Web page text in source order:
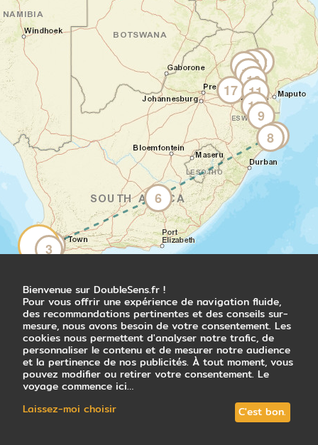
17
16
15
141312
11
10
9
87
6
5
4
3
2
1
Le V&A Waterfront, voyage dans
l'histoire du pays
Cape Town - Victoria & Alfred
Waterfront - Cape Town
Ce matin, vous vous dirigez vers le célèbre
Victoria & Alfred Waterfront. Première
escale : le Nelson Mandela Gateway, où un
ferry vous emmène vers Robben Island.
L'émotion est palpable alors que vous foulez
le sol de cette île-prison où Mandela a
passé 18 ans de sa vie. Les récits des
anciens détenus résonnent en vous et vous
rappellent le long chemin parcouru par
le continent, vous vous délectez de l'art
contemporain africain au Zeitz MOCAA.
L'architecture audacieuse du bâtiment - un
ancien silo à grains - vous fascine autant
que les œuvres exposées. La journée
s'achève en beauté au Time Out Market, où
vous goûtez aux spécialités locales.
Nuit en maison d'hôtes
Bienvenue sur DoubleSens.fr !
Pour vous offrir une expérience de navigation fluide,
des recommandations pertinentes et des conseils sur-
mesure, nous avons besoin de votre consentement. Les
cookies nous permettent d'analyser notre trafic, de
personnaliser le contenu et de mesurer notre audience
et la pertinence de nos publicités. À tout moment, vous
pouvez modifier ou retirer votre consentement. Le
voyage commence ici…
Laissez-moi choisir
C'est bon.